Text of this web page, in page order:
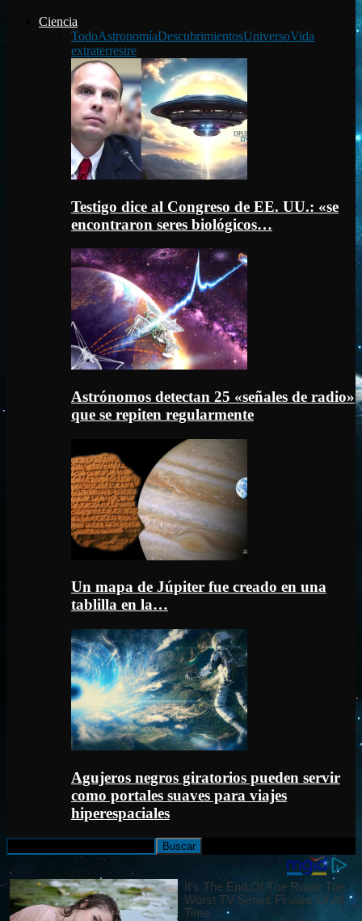
Ciencia
TodoAstronomíaDescubrimientosUniversoVida
extraterrestre
Testigo dice al Congreso de EE. UU.: «se
encontraron seres biológicos…
Astrónomos detectan 25 «señales de radio»
que se repiten regularmente
Un mapa de Júpiter fue creado en una
tablilla en la…
Agujeros negros giratorios pueden servir
como portales suaves para viajes
hiperespaciales